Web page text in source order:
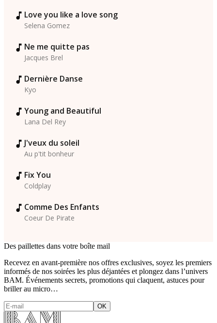
Love you like a love song
Selena Gomez
Ne me quitte pas
Jacques Brel
Dernière Danse
Kyo
Young and Beautiful
Lana Del Rey
J'veux du soleil
Au p'tit bonheur
Fix You
Coldplay
Comme Des Enfants
Coeur De Pirate
Des paillettes dans votre boîte mail
Recevez en avant-première nos offres exclusives, soyez les premiers
informés de nos soirées les plus déjantées et plongez dans l’univers
BAM. Événements secrets, promotions qui claquent, astuces pour
briller au micro…